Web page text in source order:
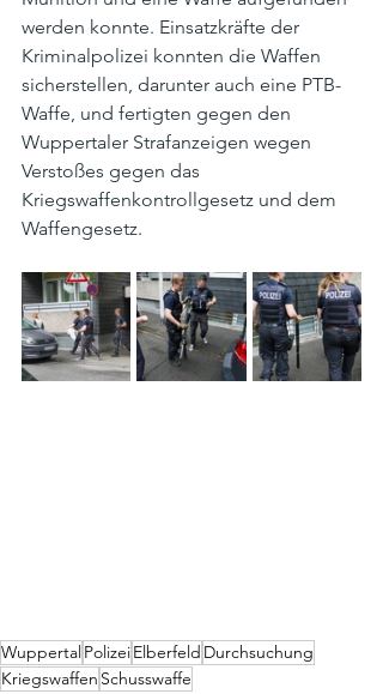
werden konnte. Einsatzkräfte der
Kriminalpolizei konnten die Waffen
sicherstellen, darunter auch eine PTB-
Waffe, und fertigten gegen den
Wuppertaler Strafanzeigen wegen
Verstoßes gegen das
Kriegswaffenkontrollgesetz und dem
Waffengesetz.
Wuppertal PolizeiElberfeld Durchsuchung
Kriegswaffen Schusswaffe